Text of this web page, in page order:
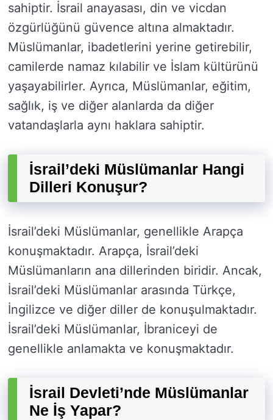
sahiptir. İsrail anayasası, din ve vicdan
özgürlüğünü güvence altına almaktadır.
Müslümanlar, ibadetlerini yerine getirebilir,
camilerde namaz kılabilir ve İslam kültürünü
yaşayabilirler. Ayrıca, Müslümanlar, eğitim,
sağlık, iş ve diğer alanlarda da diğer
vatandaşlarla aynı haklara sahiptir.
İsrail’deki Müslümanlar Hangi
Dilleri Konuşur?
İsrail’deki Müslümanlar, genellikle Arapça
konuşmaktadır. Arapça, İsrail’deki
Müslümanların ana dillerinden biridir. Ancak,
İsrail’deki Müslümanlar arasında Türkçe,
İngilizce ve diğer diller de konuşulmaktadır.
İsrail’deki Müslümanlar, İbraniceyi de
genellikle anlamakta ve konuşmaktadır.
İsrail Devleti’nde Müslümanlar
Ne İş Yapar?